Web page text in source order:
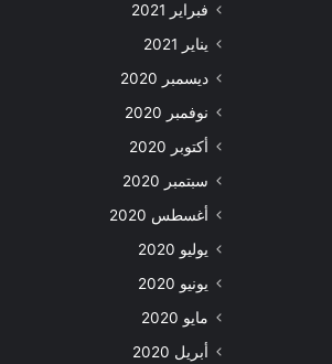
فبراير 2021
يناير 2021
ديسمبر 2020
نوفمبر 2020
أكتوبر 2020
سبتمبر 2020
أغسطس 2020
يوليو 2020
يونيو 2020
مايو 2020
أبريل 2020